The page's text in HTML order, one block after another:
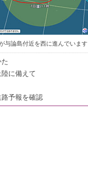
与論島付近を西に進んでいます
に備えて
予報を確認